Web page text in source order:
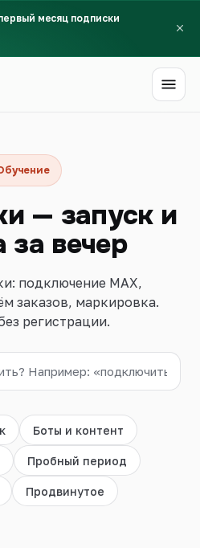
месяц подписки
— запуск и
за вечер
подключение MAX,
заказов, маркировка.
регистрации.
Боты и контент
Пробный период
Продвинутое